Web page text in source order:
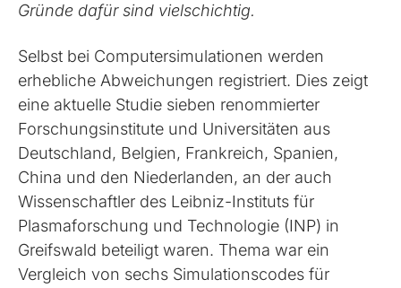
Gründe dafür sind vielschichtig.
Selbst bei Computersimulationen werden
erhebliche Abweichungen registriert. Dies zeigt
eine aktuelle Studie sieben renommierter
Forschungsinstitute und Universitäten aus
Deutschland, Belgien, Frankreich, Spanien,
China und den Niederlanden, an der auch
Wissenschaftler des Leibniz-Instituts für
Plasmaforschung und Technologie (INP) in
Greifswald beteiligt waren. Thema war ein
Vergleich von sechs Simulationscodes für